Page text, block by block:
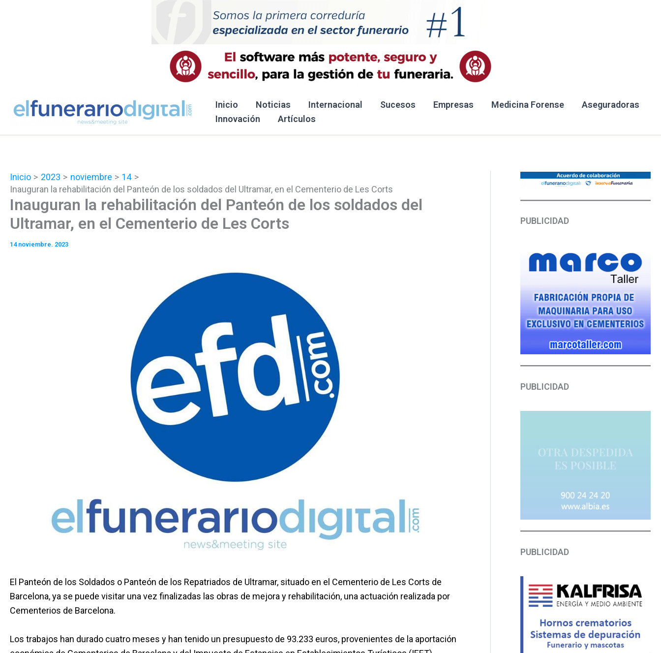
Inicio Noticias Internacional Sucesos Empresas Medicina Forense
Aseguradoras
Innovación
Artículos
Inicio 2023 noviembre
14
Inauguran la rehabilitación del Panteón de los soldados del Ultramar, en el Cementerio de Les Corts
Inauguran la rehabilitación del Panteón de los soldados del
Ultramar, en el Cementerio de Les Corts
14 noviembre. 2023
El Panteón de los Soldados o Panteón de los Repatriados de Ultramar, situado en el Cementerio de Les Corts de
Barcelona, ya se puede visitar una vez finalizadas las obras de mejora y rehabilitación, una actuación realizada por
Cementerios de Barcelona.
Los trabajos han durado cuatro meses y han tenido un presupuesto de 93.233 euros, provenientes de la aportación
PUBLICIDAD
PUBLICIDAD
PUBLICIDAD